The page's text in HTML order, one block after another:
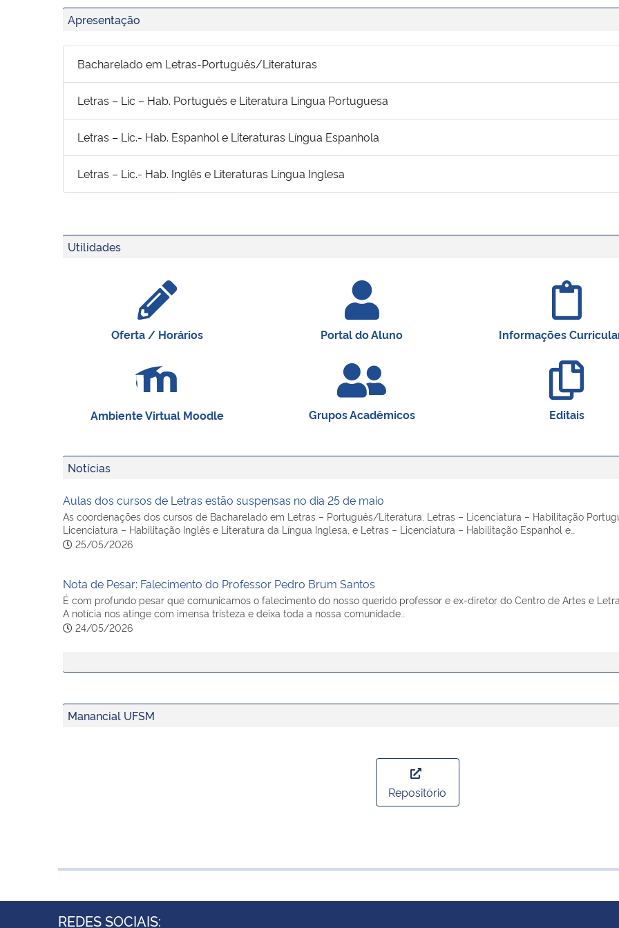
Apresentação
Bacharelado em Letras-Português/Literaturas
Letras – Lic – Hab. Português e Literatura Língua Portuguesa
Letras – Lic.- Hab. Espanhol e Literaturas Língua Espanhola
Letras – Lic.- Hab. Inglês e Literaturas Língua Inglesa
Utilidades
Oferta / Horários Portal do Aluno Informações
Ambiente Virtual Moodle Grupos Acadêmicos Editais
Notícias
Aulas dos cursos de Letras estão suspensas no dia 25 de maio
As coordenações dos cursos de Bacharelado em Letras – Português/Literatura, Letras – Licenciatura – Habilitação
Licenciatura – Habilitação Inglês e Literatura da Língua Inglesa, e Letras – Licenciatura – Habilitação Espanhol e…
25/05/2026
Nota de Pesar: Falecimento do Professor Pedro Brum Santos
É com profundo pesar que comunicamos o falecimento do nosso querido professor e ex-diretor do Centro de Artes e
A notícia nos atinge com imensa tristeza e deixa toda a nossa comunidade…
24/05/2026
Manancial UFSM
Repositório
REDES SOCIAIS: